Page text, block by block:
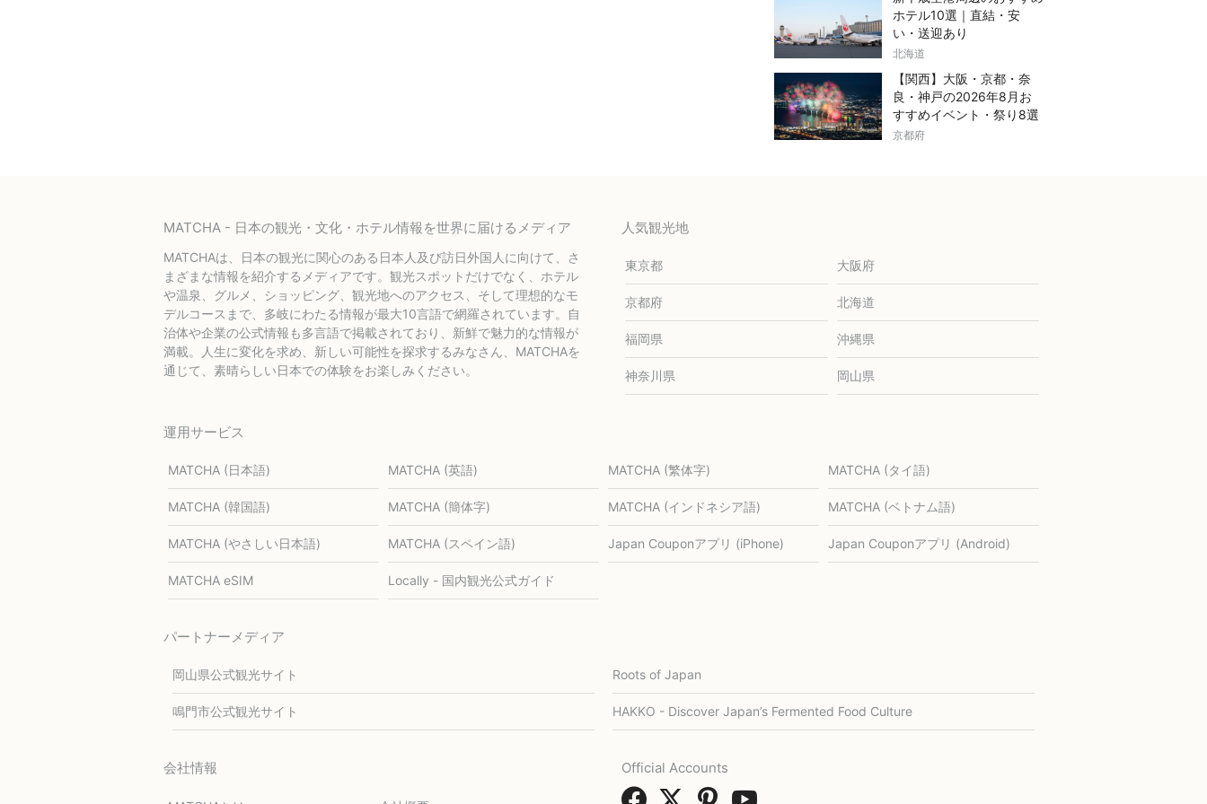
ホテル10選｜直結・安
い・送迎あり
北海道
【関西】大阪・京都・奈
良・神戸の2026年8月お
すすめイベント・祭り8選
京都府
MATCHA - 日本の観光・文化・ホテル情報を世界に届けるメディア
MATCHAは、日本の観光に関心のある日本人及び訪日外国人に向けて、さ
まざまな情報を紹介するメディアです。観光スポットだけでなく、ホテル
や温泉、グルメ、ショッピング、観光地へのアクセス、そして理想的なモ
デルコースまで、多岐にわたる情報が最大10言語で網羅されています。自
治体や企業の公式情報も多言語で掲載されており、新鮮で魅力的な情報が
満載。人生に変化を求め、新しい可能性を探求するみなさん、MATCHAを
通じて、素晴らしい日本での体験をお楽しみください。
人気観光地
東京都 大阪府
京都府 北海道
福岡県 沖縄県
神奈川県 岡山県
運用サービス
MATCHA (日本語) MATCHA (英語) MATCHA (繁体字) MATCHA (タイ語)
MATCHA (韓国語) MATCHA (簡体字) MATCHA (インドネシア語) MATCHA (ベトナム語)
MATCHA (やさしい日本語) MATCHA (スペイン語) Japan Couponアプリ (iPhone) Japan Couponアプリ (Android)
MATCHA eSIM Locally - 国内観光公式ガイド
パートナーメディア
岡山県公式観光サイト Roots of Japan
鳴門市公式観光サイト HAKKO - Discover Japan’s Fermented Food Culture
会社情報 Official Accounts